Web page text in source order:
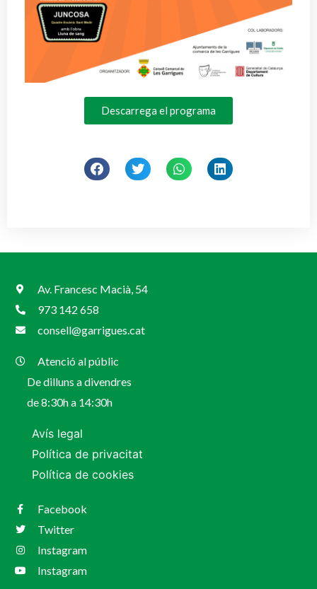
Descarrega el programa
Av. Francesc Macià, 54
973 142 658
consell@garrigues.cat
Atenció al públic
De dilluns a divendres
de 8:30h a 14:30h
Avís legal
Política de privacitat
Política de cookies
Facebook
Twitter
Instagram
Instagram